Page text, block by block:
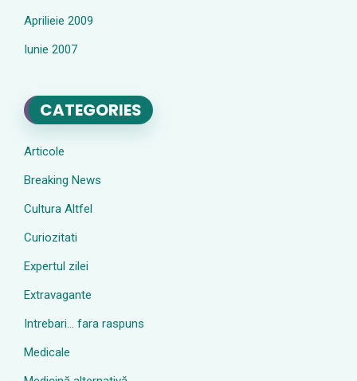
Aprilieie 2009
Iunie 2007
CATEGORIES
Articole
Breaking News
Cultura Altfel
Curiozitati
Expertul zilei
Extravagante
Intrebari… fara raspuns
Medicale